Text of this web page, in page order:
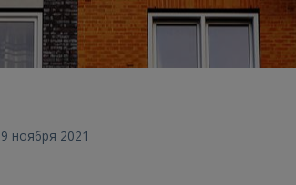
ноября 2021